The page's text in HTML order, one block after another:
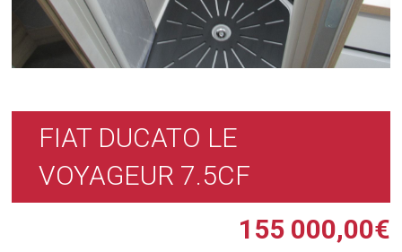
FIAT DUCATO LE
VOYAGEUR 7.5CF
155 000,00€